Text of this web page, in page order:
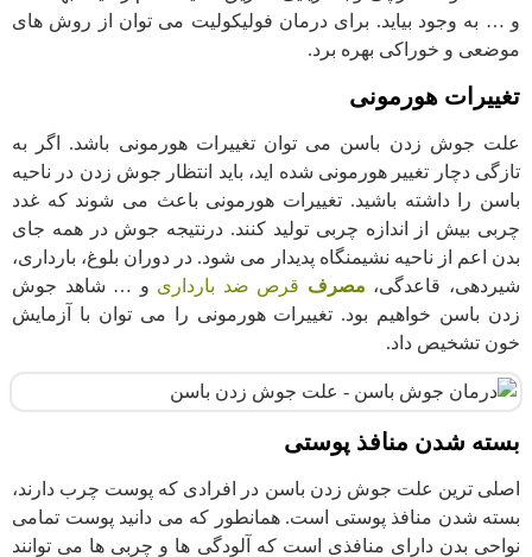
و … به وجود بیاید. برای درمان فولیکولیت می توان از روش های
موضعی و خوراکی بهره برد.
تغییرات هورمونی
علت جوش زدن باسن می توان تغییرات هورمونی باشد. اگر به
تازگی دچار تغییر هورمونی شده اید، باید انتظار جوش زدن در ناحیه
باسن را داشته باشید. تغییرات هورمونی باعث می شوند که غدد
چربی بیش از اندازه چربی تولید کنند. درنتیجه جوش در همه جای
بدن اعم از ناحیه نشیمنگاه پدیدار می شود. در دوران بلوغ، بارداری،
شیردهی، قاعدگی، مصرف قرص ضد بارداری و … شاهد جوش
زدن باسن خواهیم بود. تغییرات هورمونی را می توان با آزمایش
خون تشخیص داد.
بسته شدن منافذ پوستی
اصلی ترین علت جوش زدن باسن در افرادی که پوست چرب دارند،
بسته شدن منافذ پوستی است. همانطور که می دانید پوست تمامی
نواحی بدن دارای منافذی است که آلودگی ها و چربی ها می توانند